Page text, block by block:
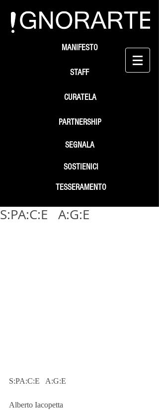
STAFF
SEGNALA
SOSTIENICI
MANIFESTO
PARTNERSHIP
TESSERAMENTO
CURATELA
S:PA:C:E A:G:E
S:PA:C:E   A:G:E
Alberto Iacopetta